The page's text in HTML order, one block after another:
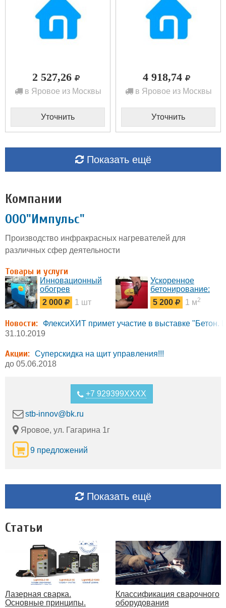
2 527,26
в Яровое из Москвы
Уточнить
4 918,74
в Яровое из Москвы
Уточнить
Показать ещё
Компании
ООО"Импульс"
Производство инфракрасных нагревателей для
различных сфер деятельности
Товары и услуги
Инновационный
обогрев
банкоматов от
компании
2 000 1 шт
Ускоренное
бетонирование:
термовкладыши
для опалубок
5 200 1 м2
Новости:
ФлексиХИТ примет участие в выставке "Бетон.
31.10.2019
Акции: Суперскидка на щит управления!!!
до 05.06.2018
+7 929399XXXX
stb-innov@bk.ru
Яровое, ул. Гагарина 1г
9 предложений
Показать ещё
Статьи
Лазерная сварка.
Основные принципы.
Классификация сварочного
оборудования